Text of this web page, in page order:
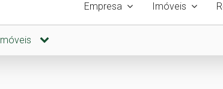
Empresa Imóveis